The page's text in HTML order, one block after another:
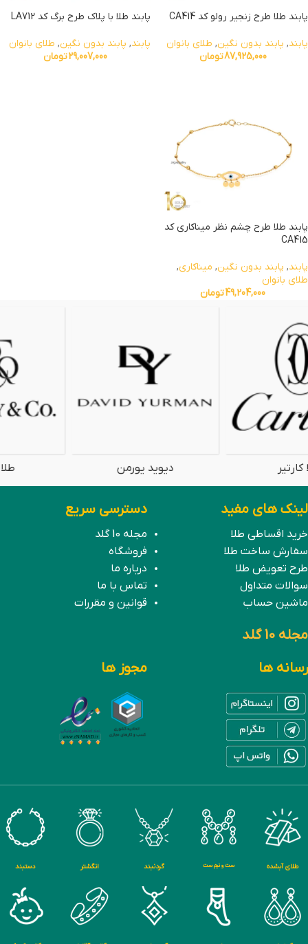
پابند طلا طرح زنجیر رولو کد CA414
پابند, پابند بدون نگین, طلای بانوان
87,925,000تومان
پابند طلا با پلاک طرح برگ کد LA712
پابند, پابند بدون نگین, طلای بانوان
29,007,000تومان
پابند طلا طرح چشم نظر میناکاری کد
CA415
پابند, پابند بدون نگین, میناکاری,
طلای بانوان
49,204,000تومان
لینک های مفید
خرید اقساطی طلا
سفارش ساخت طلا
طرح تعویض طلا
سوالات متداول
ماشین حساب
دسترسی سریع
مجله 10 گلد
فروشگاه
درباره ما
تماس با ما
قوانین و مقررات
مجله 10 گلد
رسانه ها
مجوز ها
طلای آبشده ست و نیم ست گردنبند انگشتر دستبند